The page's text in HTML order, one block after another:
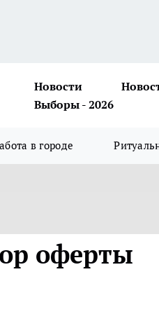
Новости
Выборы - 2026
в городе
оферты